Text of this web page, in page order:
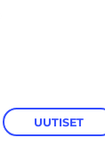
UUTISET